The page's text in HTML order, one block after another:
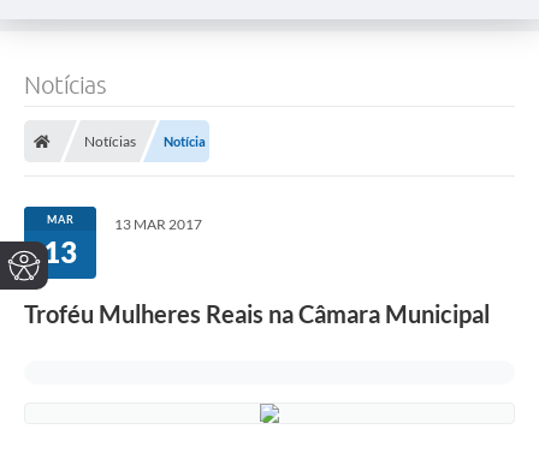
Notícias
Notícias Notícia
MAR
13
13 MAR 2017
Troféu Mulheres Reais na Câmara Municipal